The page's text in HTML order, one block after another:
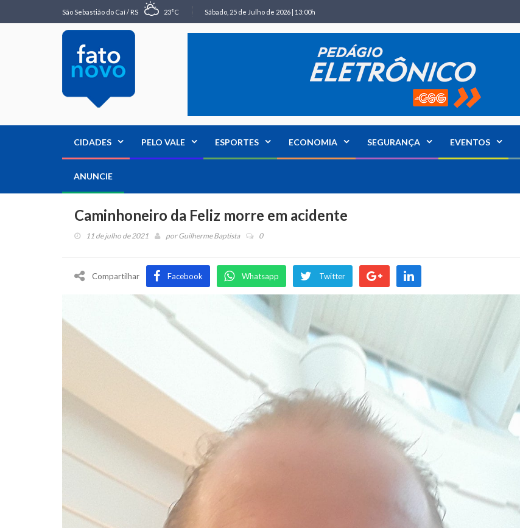
São Sebastião do Caí / RS 23°C Sábado, 25 de Julho de 2026 | 13:00h
CIDADES PELO VALE ESPORTES ECONOMIA SEGURANÇA EVENTOS
ANUNCIE
Caminhoneiro da Feliz morre em acidente
11 de julho de 2021 porGuilherme Baptista 0
Compartilhar Facebook Whatsapp Twitter